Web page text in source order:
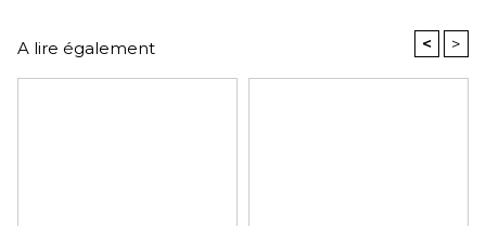
A lire également < >